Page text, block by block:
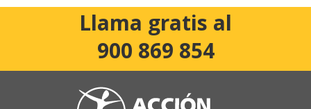
Llama gratis al
900 869 854